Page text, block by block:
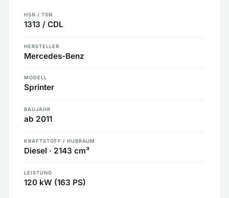
HSN / TSN
1313 / CDL
HERSTELLER
Mercedes-Benz
MODELL
Sprinter
BAUJAHR
ab 2011
KRAFTSTOFF / HUBRAUM
Diesel · 2143 cm³
LEISTUNG
120 kW (163 PS)